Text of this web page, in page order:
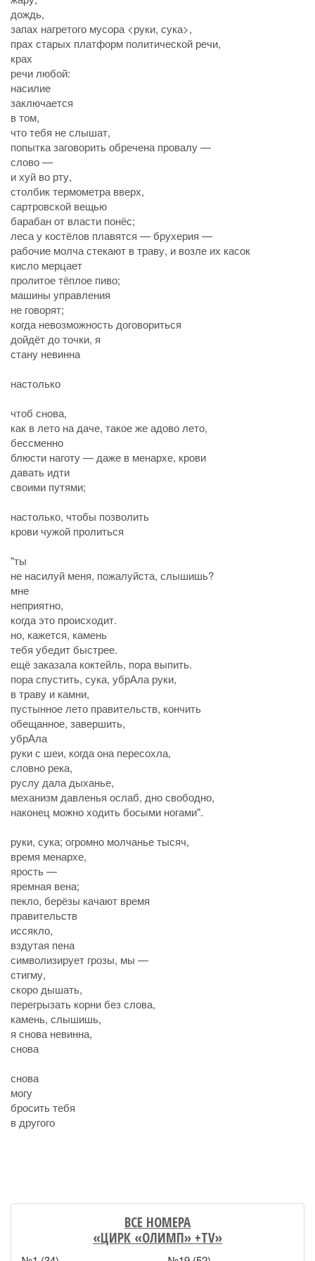
дождь,
запах нагретого мусора <руки, сука>,
прах старых платформ политической речи,
крах
речи любой:
насилие
заключается
в том,
что тебя не слышат,
попытка заговорить обречена провалу —
слово —
и хуй во рту,
столбик термометра вверх,
сартровской вещью
барабан от власти понёс;
леса у костёлов плавятся — брухерия —
рабочие молча стекают в траву, и возле их касок
кисло мерцает
пролитое тёплое пиво;
машины управления
не говорят;
когда невозможность договориться
дойдёт до точки, я
стану невинна
настолько
чтоб снова,
как в лето на даче, такое же адово лето,
бессменно
блюсти наготу — даже в менархе, крови
давать идти
своими путями;
настолько, чтобы позволить
крови чужой пролиться
"ты
не насилуй меня, пожалуйста, слышишь?
мне
неприятно,
когда это происходит.
но, кажется, камень
тебя убедит быстрее.
ещё заказала коктейль, пора выпить.
пора спустить, сука, убрАла руки,
в траву и камни,
пустынное лето правительств, кончить
обещанное, завершить,
убрАла
руки с шеи, когда она пересохла,
словно река,
руслу дала дыханье,
механизм давленья ослаб, дно свободно,
наконец можно ходить босыми ногами".
руки, сука; огромно молчанье тысяч,
время менархе,
ярость —
яремная вена;
пекло, берёзы качают время
правительств
иссякло,
вздутая пена
символизирует грозы, мы —
стигму,
скоро дышать,
перегрызать корни без слова,
камень, слышишь,
я снова невинна,
снова
снова
могу
бросить тебя
в другого
ВСЕ НОМЕРА
«ЦИРК «ОЛИМП» +TV»